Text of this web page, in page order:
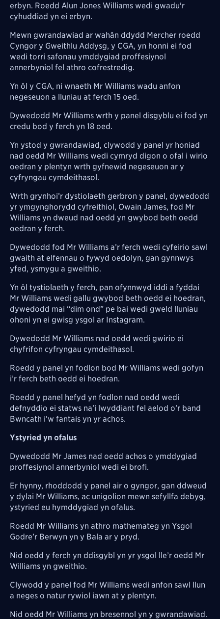
erbyn. Roedd Alun Jones Williams wedi gwadu'r
cyhuddiad yn ei erbyn.
Mewn gwrandawiad ar wahân ddydd Mercher roedd
Cyngor y Gweithlu Addysg, y CGA, yn honni ei fod
wedi torri safonau ymddygiad proffesiynol
annerbyniol fel athro cofrestredig.
Yn ôl y CGA, ni wnaeth Mr Williams wadu anfon
negeseuon a lluniau at ferch 15 oed.
Dywedodd Mr Williams wrth y panel disgyblu ei fod yn
credu bod y ferch yn 18 oed.
Yn ystod y gwrandawiad, clywodd y panel yr honiad
nad oedd Mr Williams wedi cymryd digon o ofal i wirio
oedran y plentyn wrth gyfnewid negeseuon ar y
cyfryngau cymdeithasol.
Wrth grynhoi’r dystiolaeth gerbron y panel, dywedodd
yr ymgynghorydd cyfreithiol, Owain James, fod Mr
Williams yn dweud nad oedd yn gwybod beth oedd
oedran y ferch.
Dywedodd fod Mr Williams a’r ferch wedi cyfeirio sawl
gwaith at elfennau o fywyd oedolyn, gan gynnwys
yfed, ysmygu a gweithio.
Yn ôl tystiolaeth y ferch, pan ofynnwyd iddi a fyddai
Mr Williams wedi gallu gwybod beth oedd ei hoedran,
dywedodd mai “dim ond” pe bai wedi gweld lluniau
ohoni yn ei gwisg ysgol ar Instagram.
Dywedodd Mr Williams nad oedd wedi gwirio ei
chyfrifon cyfryngau cymdeithasol.
Roedd y panel yn fodlon bod Mr Williams wedi gofyn
i’r ferch beth oedd ei hoedran.
Roedd y panel hefyd yn fodlon nad oedd wedi
defnyddio ei statws na’i lwyddiant fel aelod o’r band
Bwncath i’w fantais yn yr achos.
Ystyried yn ofalus
Dywedodd Mr James nad oedd achos o ymddygiad
proffesiynol annerbyniol wedi ei brofi.
Er hynny, rhoddodd y panel air o gyngor, gan ddweud
y dylai Mr Williams, ac unigolion mewn sefyllfa debyg,
ystyried eu hymddygiad yn ofalus.
Roedd Mr Williams yn athro mathemateg yn Ysgol
Godre’r Berwyn yn y Bala ar y pryd.
Nid oedd y ferch yn ddisgybl yn yr ysgol lle’r oedd Mr
Williams yn gweithio.
Clywodd y panel fod Mr Williams wedi anfon sawl llun
a neges o natur rywiol iawn at y plentyn.
Nid oedd Mr Williams yn bresennol yn y gwrandawiad.